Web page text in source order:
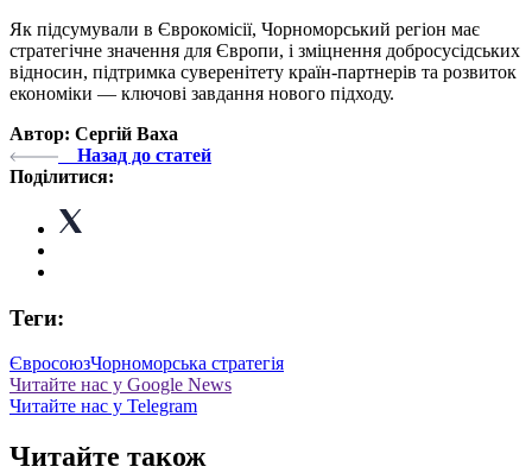
Як підсумували в Єврокомісії, Чорноморський регіон має
стратегічне значення для Європи, і зміцнення добросусідських
відносин, підтримка суверенітету країн-партнерів та розвиток
економіки — ключові завдання нового підходу.
Автор: Сергій Ваха
Назад до статей
Поділитися:
Теги:
ЄвросоюзЧорноморська стратегія
Читайте нас у Google News
Читайте нас у Telegram
Читайте також